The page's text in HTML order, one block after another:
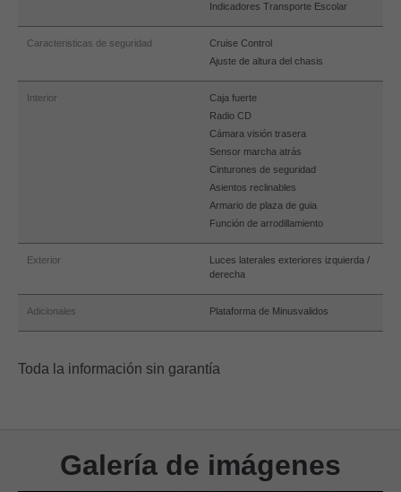
Indicadores Transporte Escolar
Caracteristicas de seguridad
Cruise Control
Ajuste de altura del chasis
Interior
Caja fuerte
Radio CD
Cámara visión trasera
Sensor marcha atrás
Cinturones de seguridad
Asientos reclinables
Armario de plaza de guia
Función de arrodillamiento
Exterior
Luces laterales exteriores izquierda /
derecha
Adicionales Plataforma de Minusvalidos
Toda la información sin garantía
Galería de imágenes